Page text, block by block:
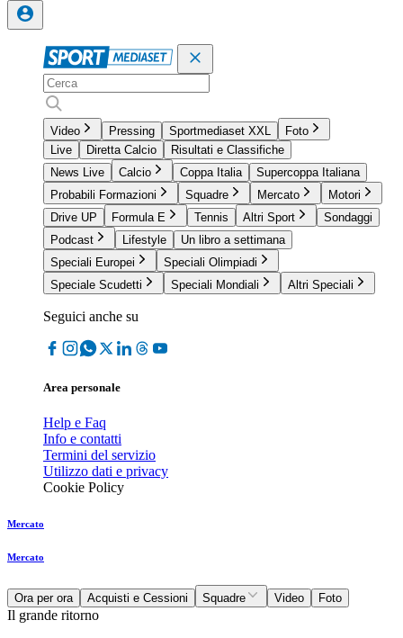
Video Pressing Sportmediaset XXL
Foto
Live
Diretta Calcio
Risultati e Classifiche
News Live
Calcio Coppa Italia
Supercoppa Italiana
Probabili Formazioni
Squadre Mercato
Motori
Drive UP
Formula E Tennis Altri Sport
Sondaggi
Podcast
Lifestyle
Un libro a settimana
Speciali Europei
Speciali Olimpiadi
Speciale Scudetti
Speciali Mondiali Altri Speciali
Seguici anche su
Area personale
Help e Faq
Info e contatti
Termini del servizio
Utilizzo dati e privacy
Cookie Policy
Mercato
Mercato
Ora per ora Acquisti e Cessioni Squadre Video Foto
Il grande ritorno